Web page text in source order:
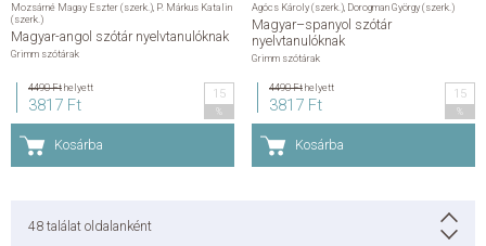
Mozsárné Magay Eszter (szerk.) P. Márkus Katalin
(szerk.)
Magyar-angol szótár nyelvtanulóknak
Grimm szótárak
4490 Fthelyett
3817 Ft
15
Kosárba
Agócs Károly (szerk.) Dorogman György (szerk.)
Magyar–spanyol szótár
nyelvtanulóknak
Grimm szótárak
4490 Fthelyett
3817 Ft
15
Kosárba
48 találat oldalanként
ÁLTALÁNOS SZERZŐDÉSI FELTÉTELEK
GYAKRAN ISMÉTELT KÉRDÉSEK